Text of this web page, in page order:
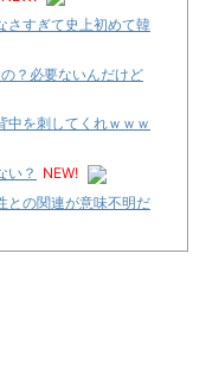
さすぎて史上初めて韓
？必要ないんだけど
中を刺してくれｗｗｗ
い？ NEW!
との関連が意味不明だ
の関連が意味不明だ